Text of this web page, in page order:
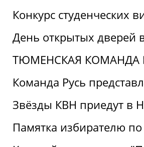
Конкурс студенческих
День открытых
ТЮМЕНСКАЯ КОМАНДА
Команда Русь
Звёзды КВН приедут в
Памятка избирателю